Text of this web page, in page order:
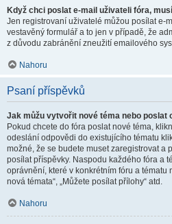
Když chci poslat e-mail uživateli fóra,
Jen registrovaní uživatelé můžou posílat e-
vestavěný formulář a to jen v případě, že
z důvodu zabránění zneužití emailového
Nahoru
Psaní příspěvků
Jak můžu vytvořit nové téma nebo poslat
Pokud chcete do fóra poslat nové téma,
odeslání odpovědi do existujícího tématu
možné, že se budete muset zaregistrovat a
posílat příspěvky. Naspodu každého fóra a
oprávnění, které v konkrétním fóru a tématu
nová témata“, „Můžete posílat přílohy“ atd.
Nahoru